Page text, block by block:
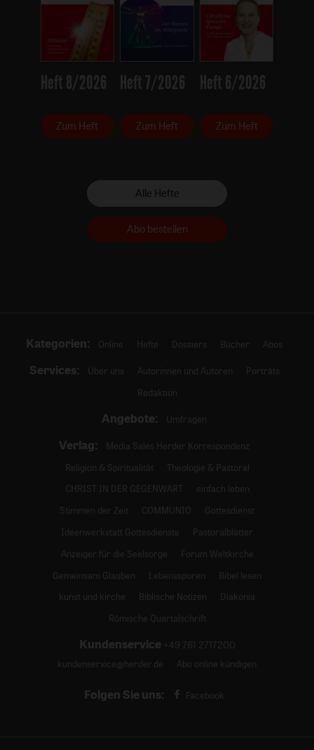
Heft 8/2026
Zum Heft
Heft 7/2026
Zum Heft
Heft 6/2026
Zum Heft
Alle Hefte
Abo bestellen
Kategorien: Online Hefte Dossiers Bücher Abos
Services: Über uns Autorinnen und Autoren
Porträts
Redaktion
Angebote: Umfragen
Verlag:
Media Sales Herder Korrespondenz
Religion & Spiritualität
Theologie & Pastoral
CHRIST IN DER GEGENWART
einfach leben
Stimmen der Zeit
COMMUNIO
Gottesdienst
Ideenwerkstatt Gottesdienste
Pastoralblätter
Anzeiger für die Seelsorge
Forum Weltkirche
Gemeinsam Glauben
Lebensspuren
Bibel lesen
kunst und kirche
Biblische Notizen
Diakonia
Römische Quartalschrift
Kundenservice +49 761 2717200
kundenservice@herder.de
Abo online kündigen
Folgen Sie uns: Facebook